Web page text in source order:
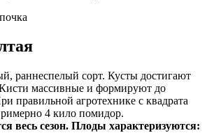
раннеспелый сорт. Кусты достигают
массивные и формируют до
правильной агротехнике с квадрата
4 кило помидор.
весь сезон. Плоды характеризуются: